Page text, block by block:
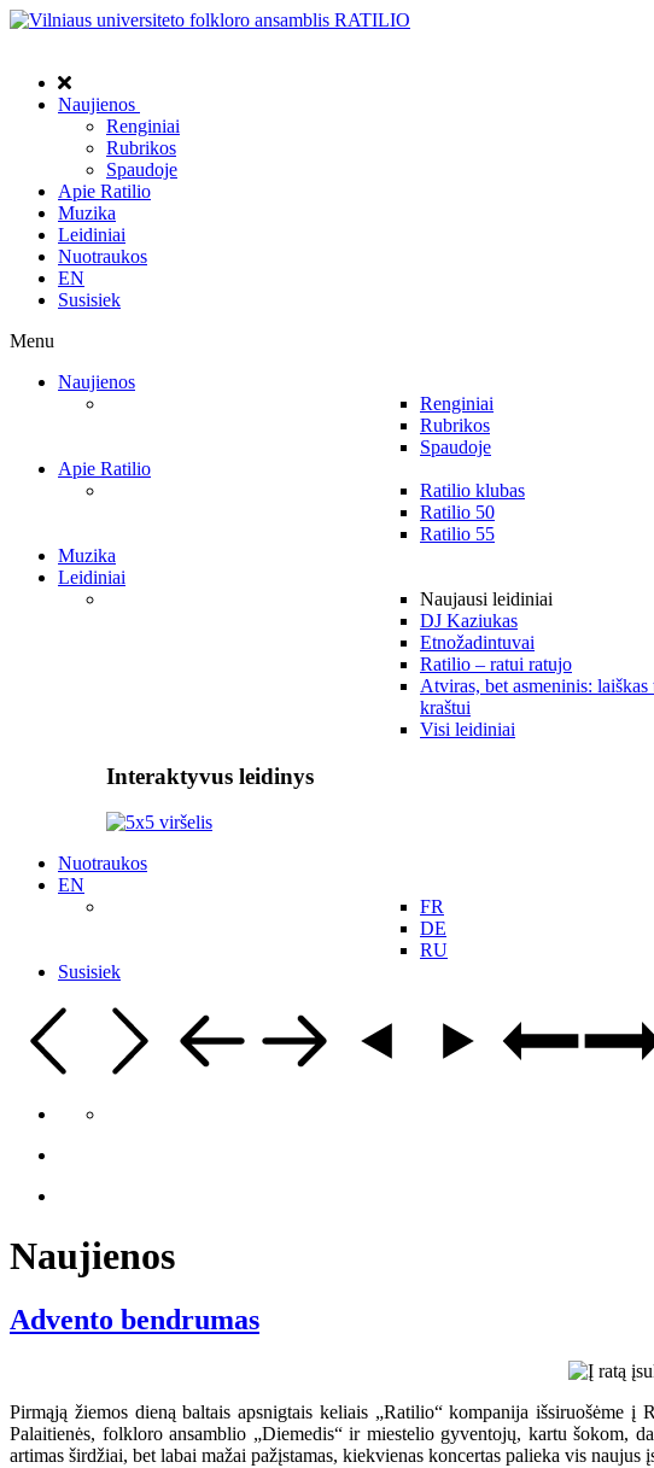
Naujienos
Renginiai
Rubrikos
Spaudoje
Apie Ratilio
Muzika
Leidiniai
Nuotraukos
EN
Susisiek
Menu
Naujienos
Renginiai
Rubrikos
Spaudoje
Apie Ratilio
Ratilio klubas
Ratilio 50
Ratilio 55
Muzika
Leidiniai
Naujausi leidiniai
DJ Kaziukas
Etnožadintuvai
Ratilio – ratui ratujo
Atviras, bet asmeninis: laiškas
kraštui
Visi leidiniai
Interaktyvus leidinys
Nuotraukos
EN
FR
DE
RU
Susisiek
Naujienos
Advento bendrumas
Pirmąją žiemos dieną baltais apsnigtais keliais „Ratilio“ kompanija išsiruošėme
Palaitienės, folkloro ansamblio „Diemedis“ ir miestelio gyventojų, kartu šokom,
artimas širdžiai, bet labai mažai pažįstamas, kiekvienas koncertas palieka vis